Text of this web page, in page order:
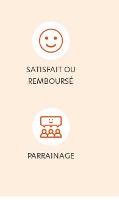
SATISFAIT OU
REMBOURSÉ
PARRAINAGE